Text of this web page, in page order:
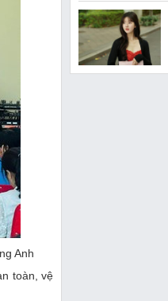
Anh
toàn, vệ